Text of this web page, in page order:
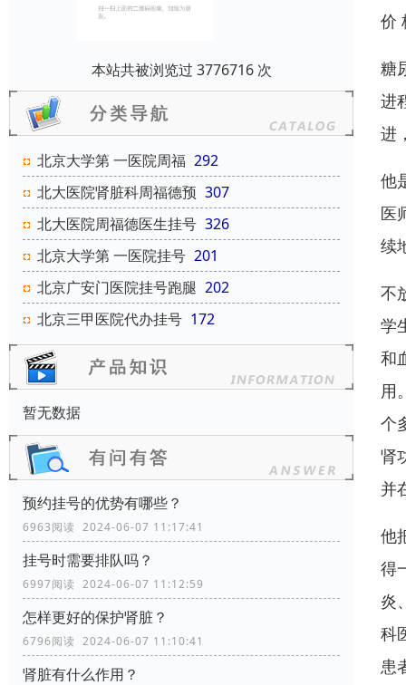
本站共被浏览过 3776716 次
北京大学第 一医院周福 292
北大医院肾脏科周福德预 307
北大医院周福德医生挂号 326
北京大学第 一医院挂号 201
北京广安门医院挂号跑腿 202
北京三甲医院代办挂号 172
暂无数据
预约挂号的优势有哪些？
6963阅读 2024-06-07 11:17:41
挂号时需要排队吗？
6997阅读 2024-06-07 11:12:59
怎样更好的保护肾脏？
6796阅读 2024-06-07 11:10:41
肾脏有什么作用？
价
糖
进
进
他
医
续
不
学
和
用
个
肾
并
他
得
炎
科
患